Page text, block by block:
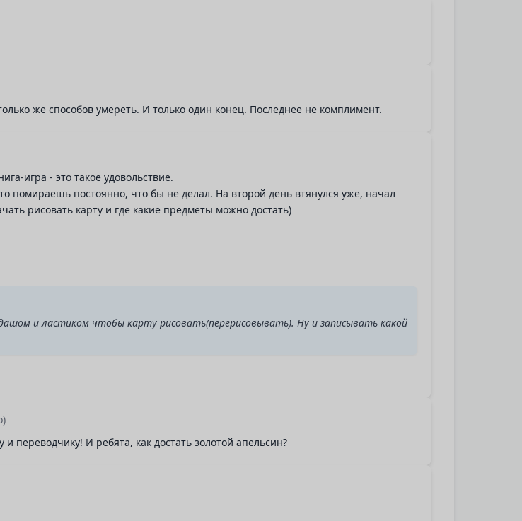
же способов умереть. И только один конец. Последнее не комплимент.
игра - это такое удовольствие.
помираешь постоянно, что бы не делал. На второй день втянулся уже, начал
рисовать карту и где какие предметы можно достать)
и ластиком чтобы карту рисовать(перерисовывать). Ну и записывать какой
переводчику! И ребята, как достать золотой апельсин?